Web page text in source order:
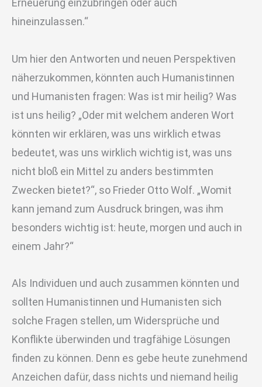
Erneuerung einzubringen oder auch
hineinzulassen.“
Um hier den Antworten und neuen Perspektiven
näherzukommen, könnten auch Humanistinnen
und Humanisten fragen: Was ist mir heilig? Was
ist uns heilig? „Oder mit welchem anderen Wort
könnten wir erklären, was uns wirklich etwas
bedeutet, was uns wirklich wichtig ist, was uns
nicht bloß ein Mittel zu anders bestimmten
Zwecken bietet?“, so Frieder Otto Wolf. „Womit
kann jemand zum Ausdruck bringen, was ihm
besonders wichtig ist: heute, morgen und auch in
einem Jahr?“
Als Individuen und auch zusammen könnten und
sollten Humanistinnen und Humanisten sich
solche Fragen stellen, um Widersprüche und
Konflikte überwinden und tragfähige Lösungen
finden zu können. Denn es gebe heute zunehmend
Anzeichen dafür, dass nichts und niemand heilig